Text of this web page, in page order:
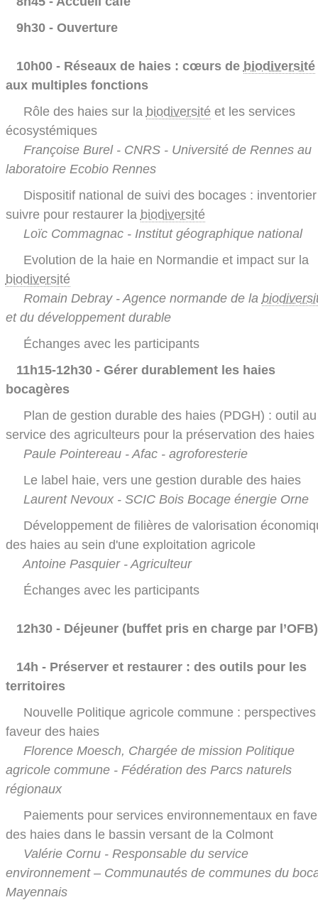
9h30 - Ouverture
10h00 - Réseaux de haies : cœurs de biodiversité
aux multiples fonctions
Rôle des haies sur la biodiversitéet les services
écosystémiques
Françoise Burel - CNRS - Université de Rennes au
laboratoire Ecobio Rennes
Dispositif national de suivi des bocages :
suivre pour restaurer la biodiversité
Loïc Commagnac - Institut géographique national
Evolution de la haie en Normandie et impact sur la
biodiversité
Romain Debray - Agence normande de la
et du développement durable
Échanges avec les participants
11h15-12h30 - Gérer durablement les haies
bocagères
Plan de gestion durable des haies (PDGH) : outil au
service des agriculteurs pour la préservation des haies
Paule Pointereau - Afac - agroforesterie
Le label haie, vers une gestion durable des haies
Laurent Nevoux - SCIC Bois Bocage énergie Orne
Développement de filières de valorisation
des haies au sein d'une exploitation agricole
Antoine Pasquier - Agriculteur
Échanges avec les participants
12h30 - Déjeuner (buffet pris en charge par l’OFB)
14h - Préserver et restaurer : des outils pour les
territoires
Nouvelle Politique agricole commune : perspectives
faveur des haies
Florence Moesch, Chargée de mission Politique
agricole commune - Fédération des Parcs naturels
régionaux
Paiements pour services environnementaux en
des haies dans le bassin versant de la Colmont
Valérie Cornu - Responsable du service
environnement – Communautés de communes du
Mayennais